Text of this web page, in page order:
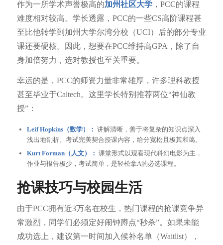
作为一所学术声誉极高的加州社区大学，PCC的课程
难度相对较高。学长透露，PCC的一些CS高阶课程甚
至比他转学到加州大学尔湾分校（UCI）后的部分专业
课还要硬核。因此，想要在PCC维持高GPA，除了自
身加倍努力，选对教授也至关重要。
幸运的是，PCC的师资力量非常雄厚，许多理科教授
甚至毕业于Caltech。这里学长特别推荐两位“神仙教
授”：
Leif Hopkins（数学）： 讲解清晰，善于将复杂的知识点深入
浅出地剖析。考试完美契合授课内容，给分宽松且极其和蔼。
Kurt Forman（人文）： 课堂形式以观看现代科幻电影为主，
作业与报告极少，考试简单，是轻松拿A的必选课程。
抢课技巧与校园生活
由于PCC拥有近3万名在校生，热门课程的抢课竞争异
常激烈，同学们必须定好闹钟蹲点“秒杀”。如果未能
成功选上，建议第一时间加入候补名单（Waitlist），